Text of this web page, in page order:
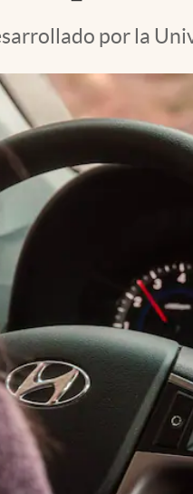
por la